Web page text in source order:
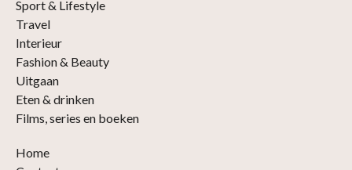
Sport & Lifestyle
Travel
Interieur
Fashion & Beauty
Uitgaan
Eten & drinken
Films, series en boeken
Home